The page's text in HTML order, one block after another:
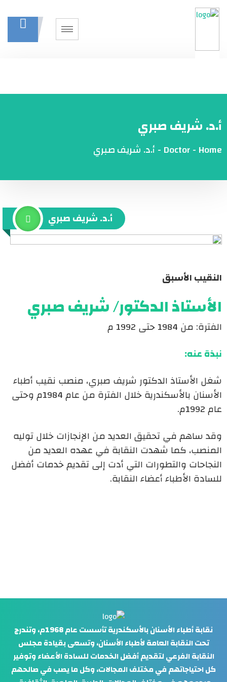
أ.د. شريف صبري
Home
-
Doctor
-أ.د. شريف صبري
أ.د. شريف صبري
النقيب الأسبق
الأستاذ الدكتور/ شريف صبري
الفترة: من 1984 حتى 1992 م
نبذة عنه:
شغل الأستاذ الدكتور شريف صبري، منصب نقيب أطباء
الأسنان بالأسكندرية خلال الفترة من عام 1984م وحتى
عام 1992م.
وقد ساهم في تحقيق العديد من الإنجازات خلال توليه
المنصب، كما شهدت النقابة في عهده العديد من
النجاحات والتطورات التي أدت إلى تقديم خدمات أفضل
للسادة الأطباء أعضاء النقابة.
نقابة أطباء الأسنان بالأسكندرية تأسست عام 1968م، وتندرج
تحت النقابة العامة لأطباء الأسنان، وتسعى بقيادة مجلس
النقابة الفرعي لتقديم أفضل الخدمات للسادة الأعضاء وتوفير
كل احتياجاتهم في مختلف المجالات، وكل ما يصب في صالحهم